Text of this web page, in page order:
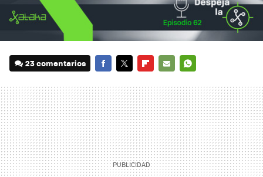
23 comentarios
MAIL